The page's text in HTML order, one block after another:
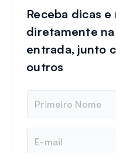
Receba dicas
diretamente
entrada, junto
outros
m
e